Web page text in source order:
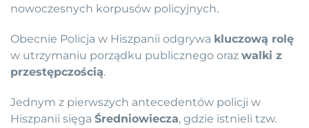
nowoczesnych korpusów policyjnych.
Obecnie Policja w Hiszpanii odgrywa kluczową rolę
w utrzymaniu porządku publicznego oraz walki z
przestępczością.
Jednym z pierwszych antecedentów policji w
Hiszpanii sięga Średniowiecza, gdzie istnieli tzw.